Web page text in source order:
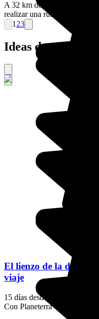
A 32 km de Otavalo, es
realizar una ruta de
1 23
Ideas de viajes
El lienzo de la
viaje
15 días desde
Con Planeterra